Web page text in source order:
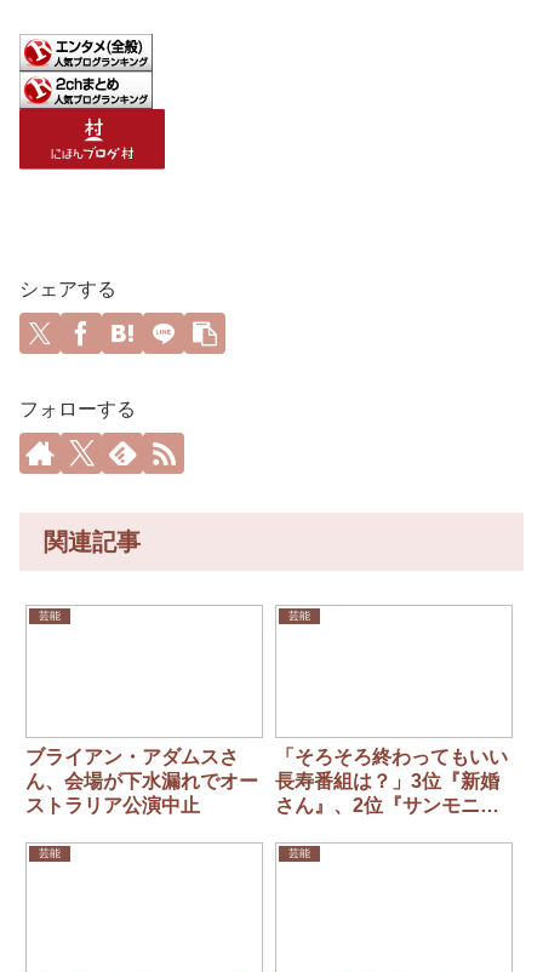
シェアする
フォローする
関連記事
芸能
ブライアン・アダムスさ
ん、会場が下水漏れでオー
ストラリア公演中止
芸能
「そろそろ終わってもいい
長寿番組は？」3位『新婚
さん』、2位『サンモニ』
芸能 芸能